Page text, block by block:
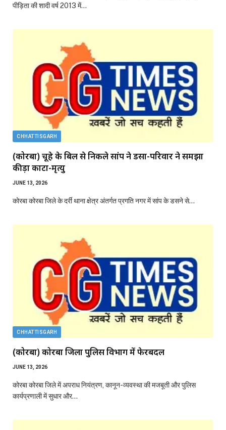
पीड़िता की शादी वर्ष 2013 में…
CHHATTISGARH
(कोरबा) चूहे के बिल से निकले सांप ने डसा-परिवार ने समझा
कीड़ा काटा-मृत्यु
JUNE 13, 2026
कोरबा कोरबा जिले के दर्री थाना क्षेत्र अंतर्गत प्रगति नगर में सांप के डसने से…
CHHATTISGARH
(कोरबा) कोरबा जिला पुलिस विभाग में फेरबदल
JUNE 13, 2026
कोरबा कोरबा जिले में अपराध नियंत्रण, कानून-व्यवस्था की मजबूती और पुलिस
कार्यप्रणाली में सुधार और…